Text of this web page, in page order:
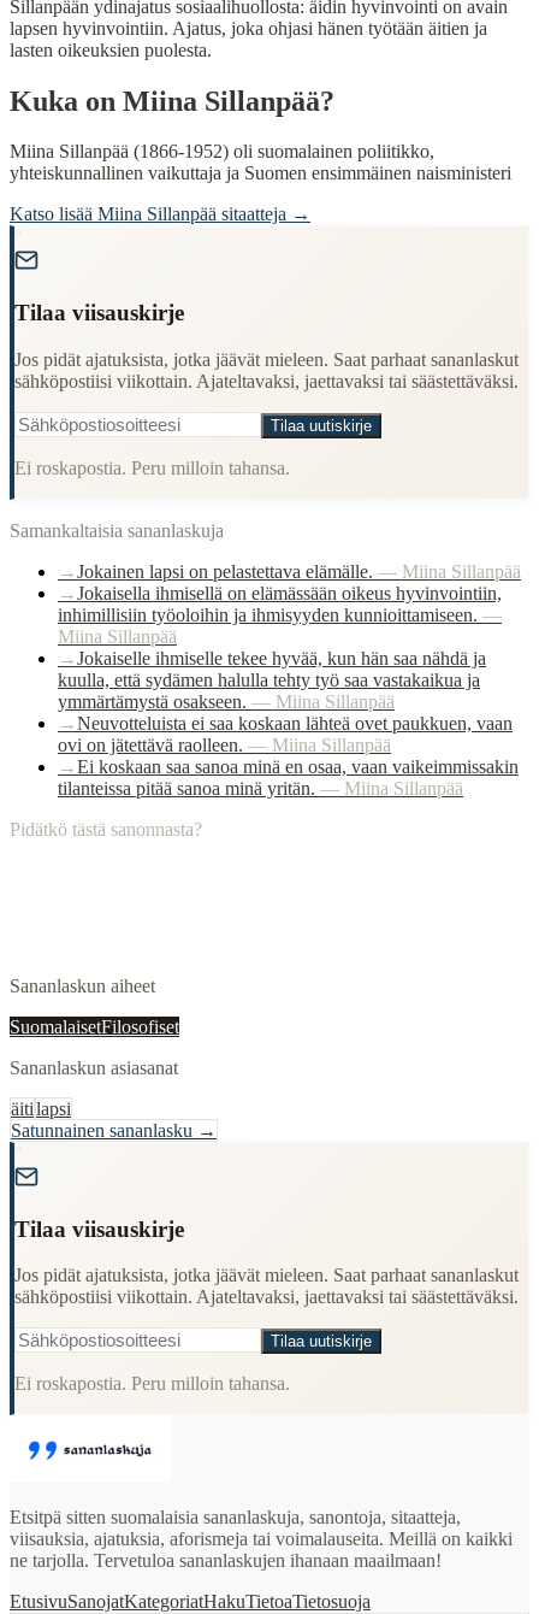
Cultural Context
Language:Finnish (suomi)
Period:Traditional folk wisdom
Sillanpään ydinajatus sosiaalihuollosta: äidin hyvinvointi on avain
lapsen hyvinvointiin. Ajatus, joka ohjasi hänen työtään äitien ja
lasten oikeuksien puolesta.
Kuka on Miina Sillanpää?
Miina Sillanpää (1866-1952) oli suomalainen poliitikko,
yhteiskunnallinen vaikuttaja ja Suomen ensimmäinen naisministeri
Katso lisää Miina Sillanpää sitaatteja →
Tilaa viisauskirje
Jos pidät ajatuksista, jotka jäävät mieleen. Saat parhaat sananlaskut
sähköpostiisi viikottain. Ajateltavaksi, jaettavaksi tai säästettäväksi.
Tilaa uutiskirje
Ei roskapostia. Peru milloin tahansa.
Samankaltaisia sananlaskuja
→Jokainen lapsi on pelastettava elämälle. — Miina Sillanpää
→Jokaisella ihmisellä on elämässään oikeus hyvinvointiin,
inhimillisiin työoloihin ja ihmisyyden kunnioittamiseen. —
Miina Sillanpää
→Jokaiselle ihmiselle tekee hyvää, kun hän saa nähdä ja
kuulla, että sydämen halulla tehty työ saa vastakaikua ja
ymmärtämystä osakseen. — Miina Sillanpää
→Neuvotteluista ei saa koskaan lähteä ovet paukkuen, vaan
ovi on jätettävä raolleen. — Miina Sillanpää
→Ei koskaan saa sanoa minä en osaa, vaan vaikeimmissakin
tilanteissa pitää sanoa minä yritän. — Miina Sillanpää
Pidätkö tästä sanonnasta?
Sananlaskun aiheet
SuomalaisetFilosofiset
Sananlaskun asiasanat
äitilapsi
Satunnainen sananlasku →
Tilaa viisauskirje
Jos pidät ajatuksista, jotka jäävät mieleen. Saat parhaat sananlaskut
sähköpostiisi viikottain. Ajateltavaksi, jaettavaksi tai säästettäväksi.
Tilaa uutiskirje
Ei roskapostia. Peru milloin tahansa.
Etsitpä sitten suomalaisia sananlaskuja, sanontoja, sitaatteja,
viisauksia, ajatuksia, aforismeja tai voimalauseita. Meillä on kaikki
ne tarjolla. Tervetuloa sananlaskujen ihanaan maailmaan!
EtusivuSanojatKategoriatHakuTietoaTietosuoja